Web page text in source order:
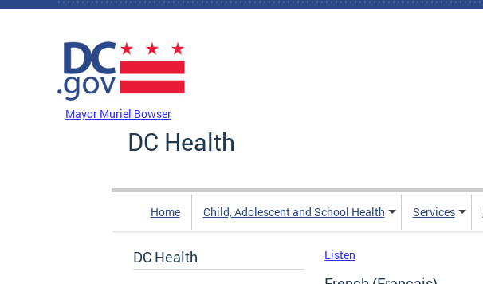
Skip to main content
Mayor Muriel Bowser
DC Health
Home Child, Adolescent and School Health Services
DC Health Listen